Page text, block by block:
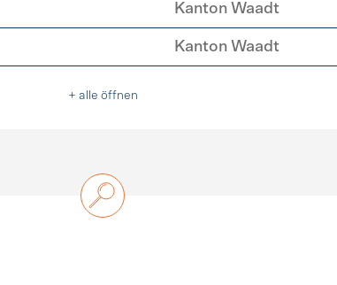
Kanton Waadt
Kanton Waadt
+ alle öffnen